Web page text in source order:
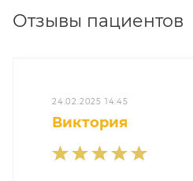
Отзывы пациентов
24.02.2025 14:45
Виктория